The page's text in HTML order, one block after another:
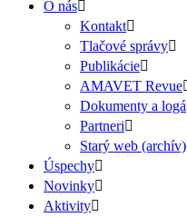
O nás
Kontakt
Tlačové správy
Publikácie
AMAVET Revue
Dokumenty a logá
Partneri
Starý web (archív)
Úspechy
Novinky
Aktivity